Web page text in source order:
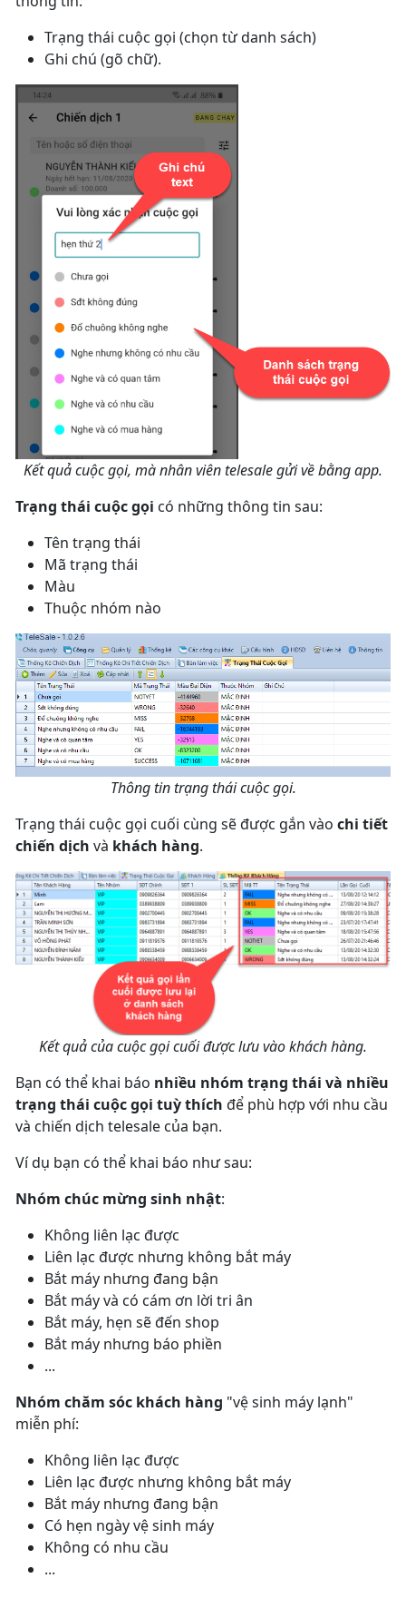
Trạng thái cuộc gọi (chọn từ danh sách)
Ghi chú (gõ chữ).
Kết quả cuộc gọi, mà nhân viên telesale gửi về bằng app.
Trạng thái cuộc gọi có những thông tin sau:
Tên trạng thái
Mã trạng thái
Màu
Thuộc nhóm nào
Thông tin trạng thái cuộc gọi.
Trạng thái cuộc gọi cuối cùng sẽ được gắn vào chi tiết
chiến dịch và khách hàng.
Kết quả của cuộc gọi cuối được lưu vào khách hàng.
Bạn có thể khai báo nhiều nhóm trạng thái và nhiều
trạng thái cuộc gọi tuỳ thích để phù hợp với nhu cầu
và chiến dịch telesale của bạn.
Ví dụ bạn có thể khai báo như sau:
Nhóm chúc mừng sinh nhật:
Không liên lạc được
Liên lạc được nhưng không bắt máy
Bắt máy nhưng đang bận
Bắt máy và có cám ơn lời tri ân
Bắt máy, hẹn sẽ đến shop
Bắt máy nhưng báo phiền
...
Nhóm chăm sóc khách hàng "vệ sinh máy lạnh"
miễn phí:
Không liên lạc được
Liên lạc được nhưng không bắt máy
Bắt máy nhưng đang bận
Có hẹn ngày vệ sinh máy
Không có nhu cầu
...